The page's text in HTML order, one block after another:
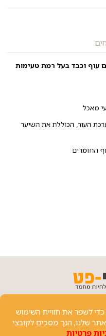
עוף וכבד בעל רמת טעימות
מאכל
העור, הכוללת את השיער
החומרים